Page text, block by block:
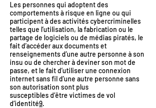
Les personnes qui adoptent des
comportements à risque en ligne ou qui
participent à des activités cybercriminelles
telles que l’utilisation, la fabrication ou le
partage de logiciels ou de médias piratés, le
fait d’accéder aux documents et
renseignements d’une autre personne à son
insu ou de chercher à deviner son mot de
passe, et le fait d’utiliser une connexion
internet sans fil d’une autre personne sans
son autorisation sont plus
susceptibles d’être victimes de vol
d’identité9.